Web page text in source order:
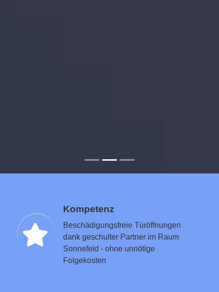
Kompetenz
Beschädigungsfreie Türöffnungen
dank geschulter Partner im Raum
Sonnefeld - ohne unnötige
Folgekosten